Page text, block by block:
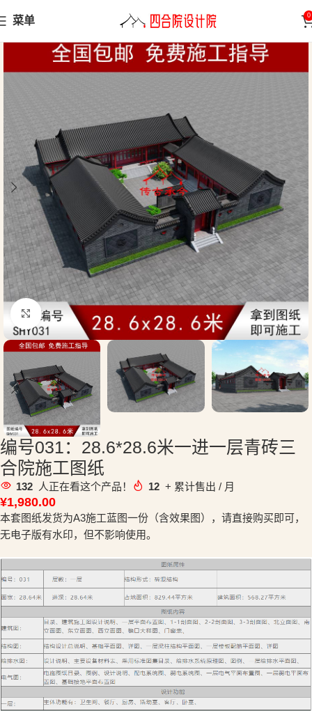
菜单 0
首页 三合院
点击放大
编号031：28.6*28.6米一进一层青砖三
合院施工图纸
132 人正在看这个产品！ 12 + 累计售出 / 月
¥1,980.00
本套图纸发货为A3施工蓝图一份（含效果图），请直接购买即可，
无电子版有水印，但不影响使用。